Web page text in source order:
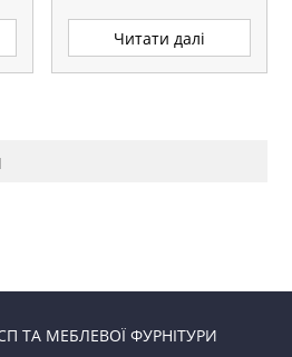
Читати далі
ТА МЕБЛЕВОЇ ФУРНІТУРИ